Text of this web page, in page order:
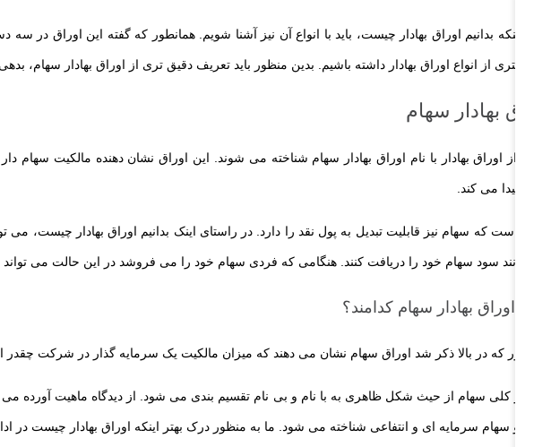
برای اینکه بدانیم اوراق بهادار چیست، باید با انواع آن نیز آشنا شویم. همانطور که گفته این
درک بهتری از انواع اوراق بهادار داشته باشیم. بدین منظور باید تعریف دقیق تری از اوراق بهادار سهام،
اوراق بهادار سهام
برخی از اوراق بهادار با نام اوراق بهادار سهام شناخته می شوند. این اوراق نشان دهنده مالکیت
تحقق پیدا می کند.
بدیهی است که سهام نیز قابلیت تبدیل به پول نقد را دارد. در راستای اینک بدانیم اوراق بهادار چیست،
می توانند سود سهام خود را دریافت کنند. هنگامی که فردی سهام خود را می فروشد در این حالت می
انواع اوراق بهادار سهام کدامند؟
همانطور که در بالا ذکر شد اوراق سهام نشان می دهند که میزان مالکیت یک سرمایه گذار در شرکت چقدر
به طور کلی سهام از حیث شکل ظاهری به با نام و بی نام تقسیم بندی می شود. از دیدگاه ماهیت آورده
ممتاز و سهام سرمایه ای و انتفاعی شناخته می شود. ما به منظور درک بهتر اینکه اوراق بهادار چیست در